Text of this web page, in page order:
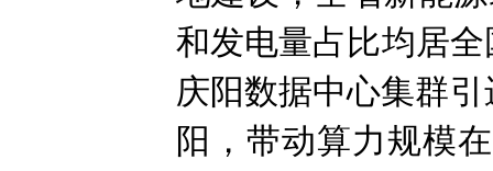
和发电量占比均居
庆阳数据中心集群
阳，带动算力规模